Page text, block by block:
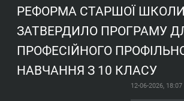
0
РЕФОРМА СТАРШОЇ
ЗАТВЕРДИЛО ПРОГРАМУ
ПРОФЕСІЙНОГО
НАВЧАННЯ З 10 КЛАСУ
12-06-2026, 18:07